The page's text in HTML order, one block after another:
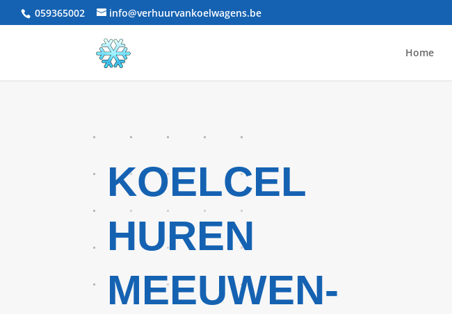
059365002 info@verhuurvankoelwagens.be
Home
KOELCEL
HUREN
MEEUWEN-